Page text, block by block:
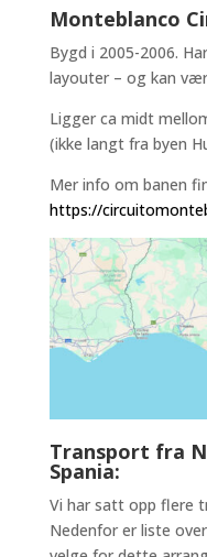
Monteblanco
Bygd i 2005-2006.
layouter – og kan
Ligger ca midt
(ikke langt fra byen
Mer info om banen
https://
Transport fra
Spania:
Vi har satt opp flere
Nedenfor er liste